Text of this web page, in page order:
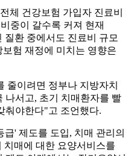
체 건강보험 가입자 진료비
중이 갈수록 커져 현재
질환 중에서도 진료비 규모
험 재정에 미치는 영향은
줄이려면 정부나 지방자치
나서고, 초기 치매환자를 빨
춰야한다"고 조언했다.
' 제도를 도입, 치매 관리의
매에 대한 요양서비스를